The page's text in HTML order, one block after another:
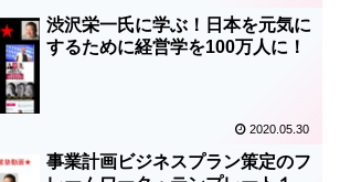
渋沢栄一氏に学ぶ！日本を元気に
するために経営学を100万人に！
2020.05.30
事業計画ビジネスプラン策定のフ